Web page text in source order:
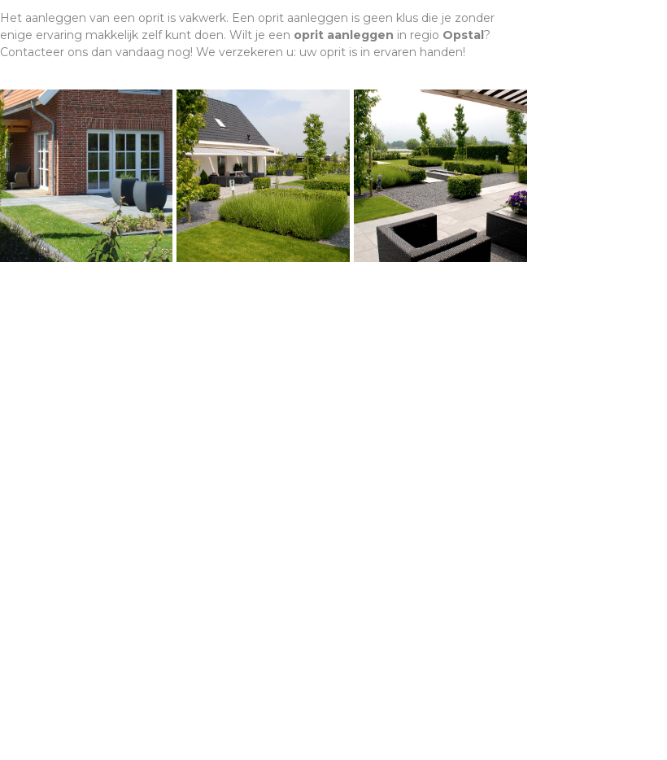
Het aanleggen van een oprit is vakwerk. Een oprit aanleggen is geen klus die je zonder
enige ervaring makkelijk zelf kunt doen. Wilt je een oprit aanleggen in regio Opstal?
Contacteer ons dan vandaag nog! We verzekeren u: uw oprit is in ervaren handen!